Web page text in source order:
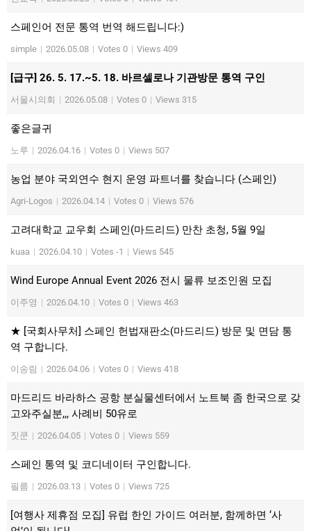
스페인어 전문 통역 번역 해드립니다:)
simple | 2026.05.08 | Votes 0 | Views 409
[급구] 26. 5. 17.~5. 18. 바르셀로나 기관방문 통역 구인
서울시의회 | 2026.05.08 | Votes 0 | Views 315
좋은글귀
노루 | 2026.04.16 | Votes 0 | Views 507
농업 분야 국외연수 현지 운영 파트너를 찾습니다 (스페인)
Agri-Logos | 2026.04.14 | Votes 0 | Views 576
고려대학교 교우회 스페인(마드리드) 만찬 초청, 5월 9일
kuaa | 2026.04.10 | Votes -1 | Views 545
Wind Europe Annual Event 2026 전시 물류 보조인원 모집
이주영 | 2026.04.10 | Votes 0 | Views 463
★ [국회사무처] 스페인 헌법재판소(마드리드) 방문 및 면담 통
역 구합니다.
이송림 | 2026.04.06 | Votes 0 | Views 418
마드리드 바라하스 공항 분실물센터에서 노트북 좀 한국으로 갖
고와주실분,,, 사례비 50유로
짓쿤 | 2026.04.05 | Votes 0 | Views 559
스페인 통역 및 코디네이터 구인합니다.
필름 | 2026.03.13 | Votes 0 | Views 725
[여행사 제휴점 모집] 유럽 한인 가이드 여러분, 함께하면 ‘사